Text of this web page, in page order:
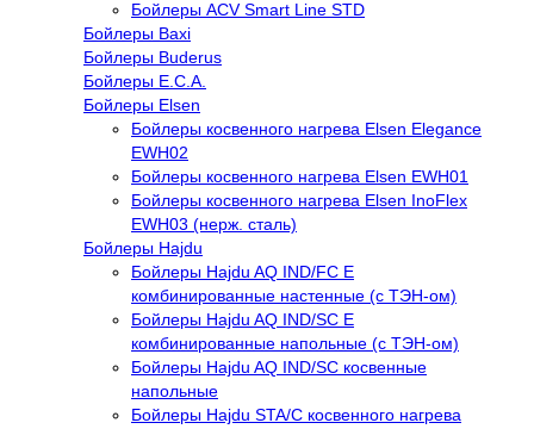
Бойлеры ACV Smart Line STD
Бойлеры Baxi
Бойлеры Buderus
Бойлеры E.C.A.
Бойлеры Elsen
Бойлеры косвенного нагрева Elsen Elegance
EWH02
Бойлеры косвенного нагрева Elsen EWH01
Бойлеры косвенного нагрева Elsen InoFlex
EWH03 (нерж. сталь)
Бойлеры Hajdu
Бойлеры Hajdu AQ IND/FC E
комбинированные настенные (с ТЭН-ом)
Бойлеры Hajdu AQ IND/SC E
комбинированные напольные (с ТЭН-ом)
Бойлеры Hajdu AQ IND/SC косвенные
напольные
Бойлеры Hajdu STA/C косвенного нагрева